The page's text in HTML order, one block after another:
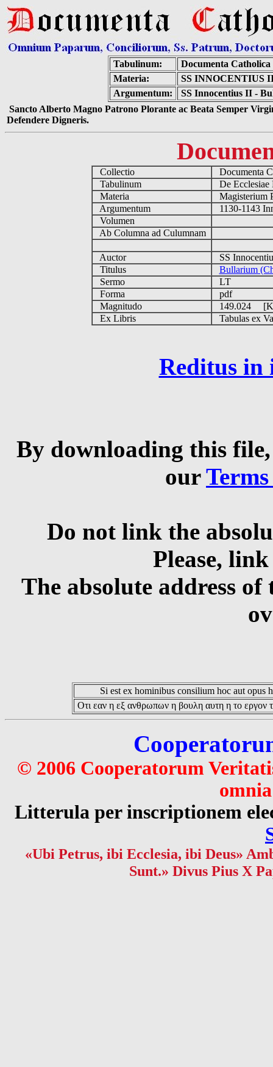
Tabulinum:
Documenta Catholica
Materia:
SS INNOCENTIUS
Argumentum:
SS Innocentius II -
Sancto Alberto Magno Patrono Plorante ac Beata Semper
Defendere Digneris.
Collectio
Documenta
Tabulinum
De
Materia
Magisterium
Argumentum
1130-1143
Volumen
Ab Columna ad Culumnam
Auctor
SS
Titulus
Bullarium
Sermo
LT
Forma
pdf
Magnitudo
149.024
Ex Libris
Tabulas ex
Reditus in
By downloading this
our
Do not link the
Please,
The absolute address
Si est ex hominibus consilium hoc aut opus
Οτι εαν η εξ ανθρωπων η βουλη αυτη η το εργον
© 2006 Cooperatorum
Litterula per inscriptionem
«Ubi Petrus, ibi Ecclesia, ibi Deus»
Sunt.» Divus Pius X